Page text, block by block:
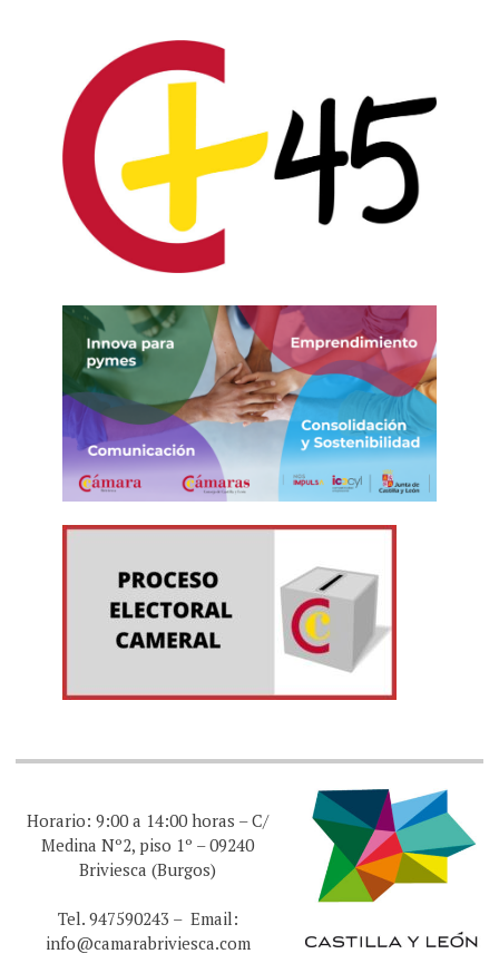
Horario: 9:00 a 14:00 horas – C/
Medina Nº2, piso 1º – 09240
Briviesca (Burgos)
Tel. 947590243 – Email:
info@camarabriviesca.com